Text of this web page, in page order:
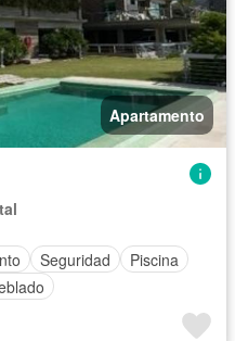
Apartamento
Seguridad
Piscina